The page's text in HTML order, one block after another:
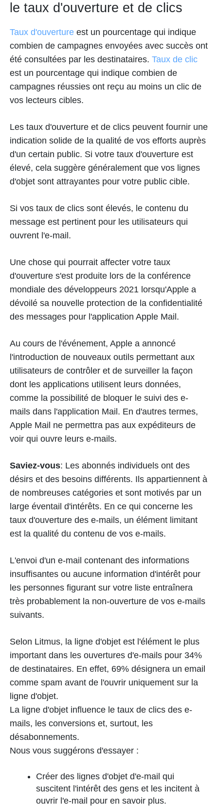
le taux d'ouverture et de clics
Taux d'ouverture est un pourcentage qui indique
combien de campagnes envoyées avec succès ont
été consultées par les destinataires. Taux de clic
est un pourcentage qui indique combien de
campagnes réussies ont reçu au moins un clic de
vos lecteurs cibles.
Les taux d'ouverture et de clics peuvent fournir une
indication solide de la qualité de vos efforts auprès
d'un certain public. Si votre taux d'ouverture est
élevé, cela suggère généralement que vos lignes
d'objet sont attrayantes pour votre public cible.
Si vos taux de clics sont élevés, le contenu du
message est pertinent pour les utilisateurs qui
ouvrent l'e-mail.
Une chose qui pourrait affecter votre taux
d'ouverture s'est produite lors de la conférence
mondiale des développeurs 2021 lorsqu'Apple a
dévoilé sa nouvelle protection de la confidentialité
des messages pour l'application Apple Mail.
Au cours de l'événement, Apple a annoncé
l'introduction de nouveaux outils permettant aux
utilisateurs de contrôler et de surveiller la façon
dont les applications utilisent leurs données,
comme la possibilité de bloquer le suivi des e-
mails dans l'application Mail. En d'autres termes,
Apple Mail ne permettra pas aux expéditeurs de
voir qui ouvre leurs e-mails.
Saviez-vous: Les abonnés individuels ont des
désirs et des besoins différents. Ils appartiennent à
de nombreuses catégories et sont motivés par un
large éventail d'intérêts. En ce qui concerne les
taux d'ouverture des e-mails, un élément limitant
est la qualité du contenu de vos e-mails.
L'envoi d'un e-mail contenant des informations
insuffisantes ou aucune information d'intérêt pour
les personnes figurant sur votre liste entraînera
très probablement la non-ouverture de vos e-mails
suivants.
Selon Litmus, la ligne d'objet est l'élément le plus
important dans les ouvertures d'e-mails pour 34%
de destinataires. En effet, 69% désignera un email
comme spam avant de l'ouvrir uniquement sur la
ligne d'objet.
La ligne d'objet influence le taux de clics des e-
mails, les conversions et, surtout, les
désabonnements.
Nous vous suggérons d'essayer :
Créer des lignes d'objet d'e-mail qui
suscitent l'intérêt des gens et les incitent à
ouvrir l'e-mail pour en savoir plus.